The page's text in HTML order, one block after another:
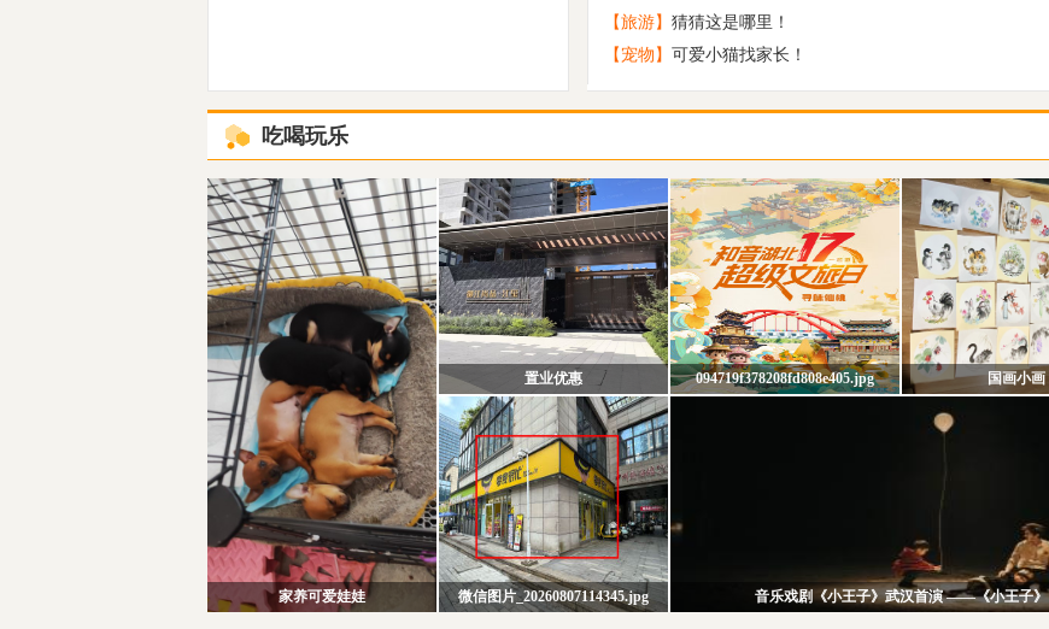
原创 深山小寺
趁时间没发觉让我带着你离开
【旅游】 猜猜这是哪里！
【宠物】 可爱小猫找家长！
吃喝玩乐
家养可爱娃娃
置业优惠 094719f378208fd808e405.jpg 国画小画
微信图片_20260807114345.jpg 音乐戏剧《小王子》武汉首演 ——《小王子》